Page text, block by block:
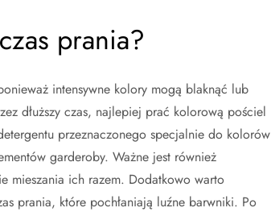
prania?
intensywne kolory mogą blaknąć lub
dłuższy czas, najlepiej prać kolorową pościel
przeznaczonego specjalnie do kolorów
garderoby. Ważne jest również
mieszania ich razem. Dodatkowo warto
prania, które pochłaniają luźne barwniki. Po